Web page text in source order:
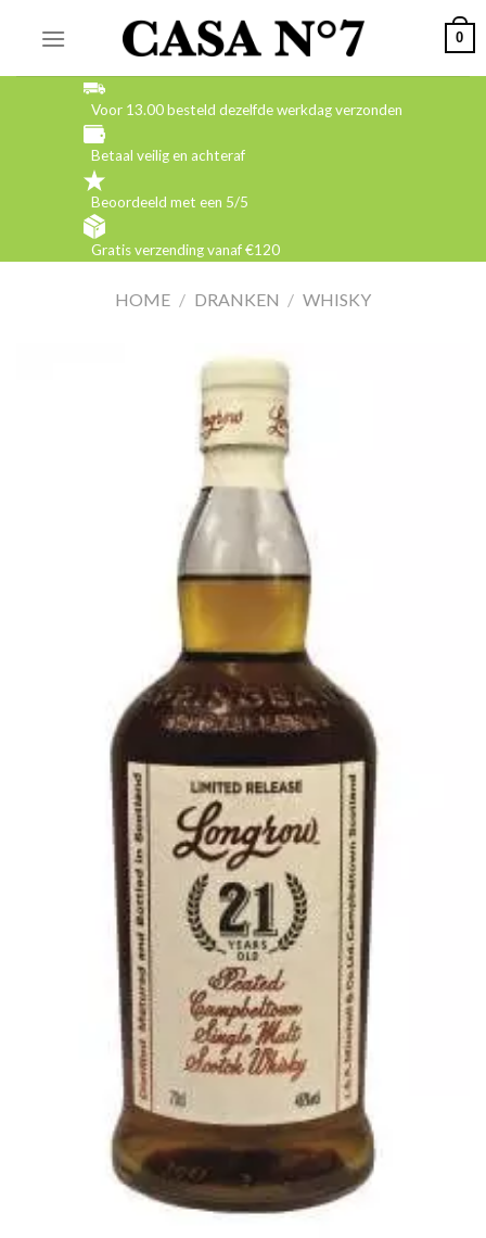
0
Voor 13.00 besteld dezelfde werkdag verzonden
Betaal veilig en achteraf
Beoordeeld met een 5/5
Gratis verzending vanaf €120
HOME / DRANKEN / WHISKY